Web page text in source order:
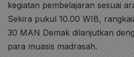
kegiatan pembelajaran sesuai
Sekira pukul 10.00 WIB,
30 MAN Demak dilanjutkan
para muasis madrasah.